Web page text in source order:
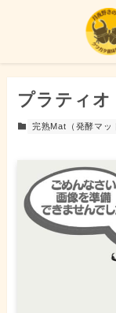
プラティオ
完熟Mat（発酵マッ